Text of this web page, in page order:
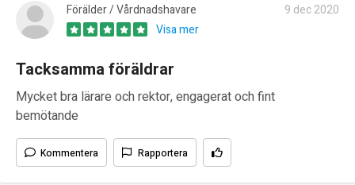
Förälder / Vårdnadshavare
9 dec 2020
Visa mer
Tacksamma föräldrar
Mycket bra lärare och rektor, engagerat och fint
bemötande
Kommentera Rapportera